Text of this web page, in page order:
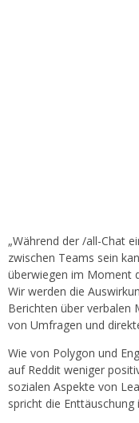
„Während der /all-Chat
zwischen Teams sein
überwiegen im Moment
Wir werden die
Berichten über verbalen
von Umfragen und
Wie von Polygon und
auf Reddit weniger
sozialen Aspekte von
spricht die